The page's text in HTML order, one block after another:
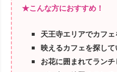
★こんな方におすすめ！
天王寺エリアでカフ
映えるカフェを探し
お花に囲まれてラン